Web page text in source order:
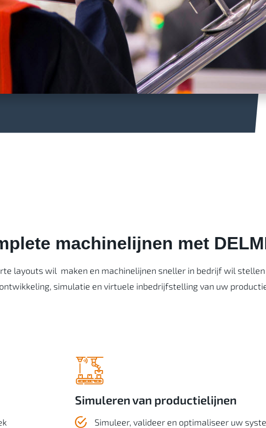
machinelijnen met
layouts wil maken en machinelijnen sneller in bedrijf wil
simulatie en virtuele inbedrijfstelling van uw
Simuleren van productielijnen
Simuleer, valideer en optimaliseer uw